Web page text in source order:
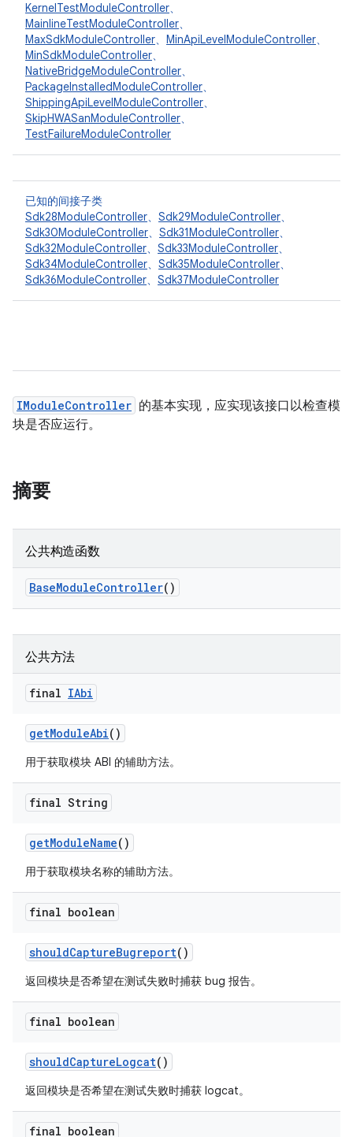
KernelTestModuleController、
MainlineTestModuleController、
MaxSdkModuleController、 MinApiLevelModuleController、
MinSdkModuleController、
NativeBridgeModuleController、
PackageInstalledModuleController、
ShippingApiLevelModuleController、
SkipHWASanModuleController、
TestFailureModuleController
已知的间接子类
Sdk28ModuleController、 Sdk29ModuleController、
Sdk30ModuleController、 Sdk31ModuleController、
Sdk32ModuleController、 Sdk33ModuleController、
Sdk34ModuleController、 Sdk35ModuleController、
Sdk36ModuleController、 Sdk37ModuleController
IModuleController 的基本实现，应实现该接口以检查模
块是否应运行。
摘要
公共构造函数
BaseModuleController()
公共方法
final IAbi
getModuleAbi()
用于获取模块 ABI 的辅助方法。
final String
getModuleName()
用于获取模块名称的辅助方法。
final boolean
shouldCaptureBugreport()
返回模块是否希望在测试失败时捕获 bug 报告。
final boolean
shouldCaptureLogcat()
返回模块是否希望在测试失败时捕获 logcat。
final boolean